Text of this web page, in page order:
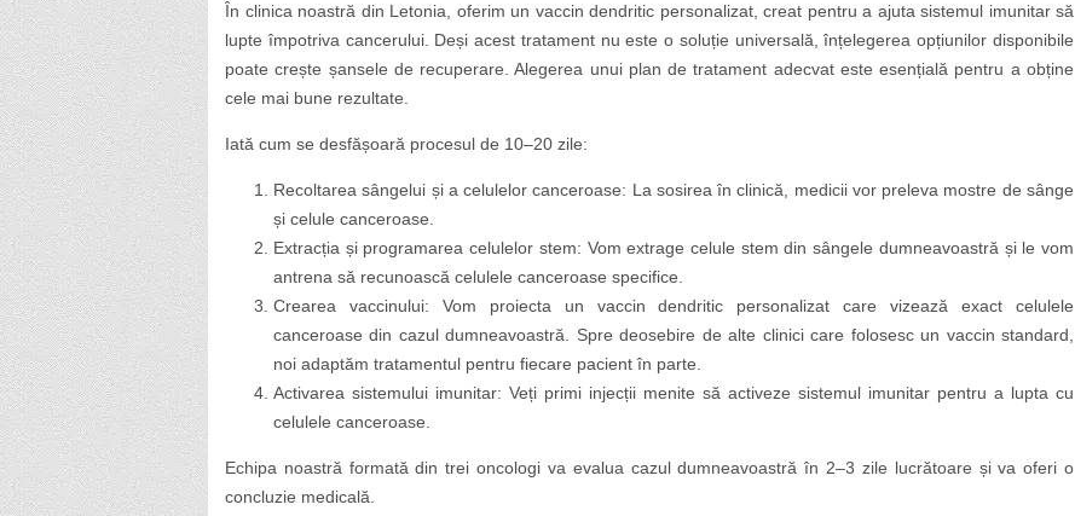
În clinica noastră din Letonia, oferim un vaccin dendritic personalizat, creat pentru a ajuta sistemul imunitar să
lupte împotriva cancerului. Deși acest tratament nu este o soluție universală, înțelegerea opțiunilor disponibile
poate crește șansele de recuperare. Alegerea unui plan de tratament adecvat este esențială pentru a obține
cele mai bune rezultate.
Iată cum se desfășoară procesul de 10–20 zile:
Recoltarea sângelui și a celulelor canceroase: La sosirea în clinică, medicii vor preleva mostre de sânge
și celule canceroase.
Extracția și programarea celulelor stem: Vom extrage celule stem din sângele dumneavoastră și le vom
antrena să recunoască celulele canceroase specifice.
Crearea vaccinului: Vom proiecta un vaccin dendritic personalizat care vizează exact celulele
canceroase din cazul dumneavoastră. Spre deosebire de alte clinici care folosesc un vaccin standard,
noi adaptăm tratamentul pentru fiecare pacient în parte.
Activarea sistemului imunitar: Veți primi injecții menite să activeze sistemul imunitar pentru a lupta cu
celulele canceroase.
Echipa noastră formată din trei oncologi va evalua cazul dumneavoastră în 2–3 zile lucrătoare și va oferi o
concluzie medicală.